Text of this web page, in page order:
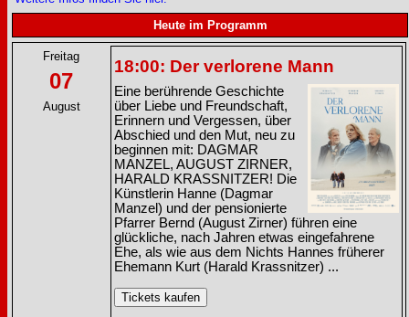
Heute im Programm
Freitag
07
August
18:00: Der verlorene Mann
Eine berührende Geschichte
über Liebe und Freundschaft,
Erinnern und Vergessen, über
Abschied und den Mut, neu zu
beginnen mit: DAGMAR
MANZEL, AUGUST ZIRNER,
HARALD KRASSNITZER! Die
Künstlerin Hanne (Dagmar
Manzel) und der pensionierte
Pfarrer Bernd (August Zirner) führen eine
glückliche, nach Jahren etwas eingefahrene
Ehe, als wie aus dem Nichts Hannes früherer
Ehemann Kurt (Harald Krassnitzer) ...